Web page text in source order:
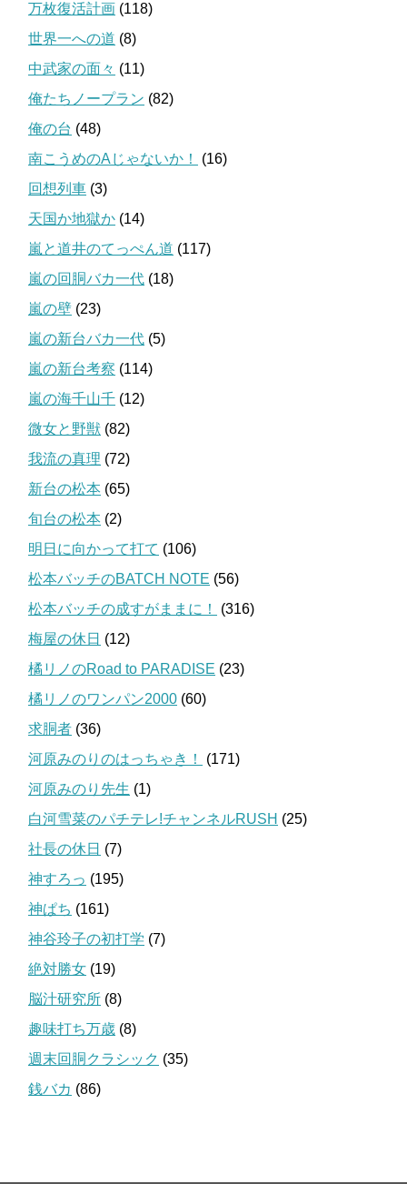
万枚復活計画 (118)
世界一への道 (8)
中武家の面々 (11)
俺たちノープラン (82)
俺の台 (48)
南こうめのAじゃないか！
(16)
回想列車 (3)
天国か地獄か (14)
嵐と道井のてっぺん道 (117)
嵐の回胴バカ一代 (18)
嵐の壁 (23)
嵐の新台バカ一代 (5)
嵐の新台考察 (114)
嵐の海千山千 (12)
微女と野獣 (82)
我流の真理 (72)
新台の松本 (65)
旬台の松本 (2)
明日に向かって打て (106)
松本バッチのBATCH NOTE (56)
松本バッチの成すがままに！
(316)
梅屋の休日 (12)
橘リノのRoad to PARADISE (23)
橘リノのワンパン2000 (60)
求胴者 (36)
河原みのりのはっちゃき！
(171)
河原みのり先生 (1)
白河雪菜のパチテレ!チャンネルRUSH (25)
社長の休日 (7)
神すろっ (195)
神ぱち (161)
神谷玲子の初打学 (7)
絶対勝女 (19)
脳汁研究所 (8)
趣味打ち万歳 (8)
週末回胴クラシック (35)
銭バカ (86)